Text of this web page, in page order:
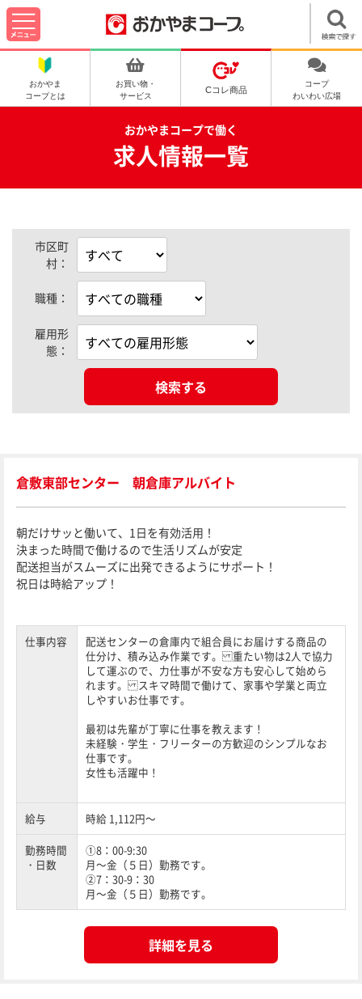
おかやま
コープとは
お買い物・
サービス
Cコレ商品
コープ
わいわい広場
おかやまコープで働く
求人情報一覧
市区町
村：
職種：
雇用形
態：
検索する
倉敷東部センター 朝倉庫アルバイト
朝だけサッと働いて、1日を有効活用！
決まった時間で働けるので生活リズムが安定
配送担当がスムーズに出発できるようにサポート！
祝日は時給アップ！
仕事内容
配送センターの倉庫内で組合員にお届けする商品の
仕分け、積み込み作業です。 重たい物は2人で協力
して運ぶので、力仕事が不安な方も安心して始めら
れます。 スキマ時間で働けて、家事や学業と両立
しやすいお仕事です。
最初は先輩が丁寧に仕事を教えます！
未経験・学生・フリーターの方歓迎のシンプルなお
仕事です。
女性も活躍中！
給与 時給 1,112円～
勤務時間
・日数
①8：00-9:30
月～金（５日）勤務です。
②7：30-9：30
月～金（５日）勤務です。
詳細を見る